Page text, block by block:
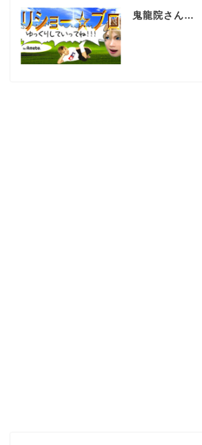
鬼龍院さん…